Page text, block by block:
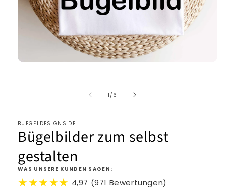
1 /von
6
BUEGELDESIGNS.DE
Bügelbilder zum selbst
gestalten
WAS UNSERE KUNDEN SAGEN:
★★★★★ 4,97 (971 Bewertungen)